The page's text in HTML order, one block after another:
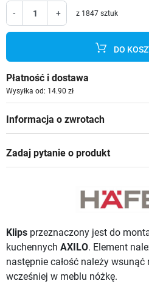
- + z 1847 sztuk
DO
Płatność i dostawa
Wysyłka od: 14.90 zł
Informacja o zwrotach
Zadaj pytanie o produkt
Klips przeznaczony jest do
kuchennych AXILO. Element
następnie całość należy
wcześniej w meblu nóżkę.